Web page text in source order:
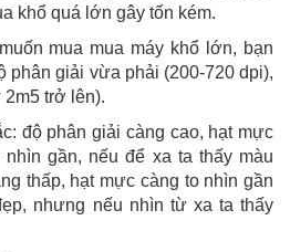
khổ quá lớn gây tốn kém.
mua mua máy khổ lớn, bạn
phân giải vừa phải (200-720 dpi),
2m5 trở lên).
độ phân giải càng cao, hạt mực
gần, nếu để xa ta thấy màu
thấp, hạt mực càng to nhìn gần
nhưng nếu nhìn từ xa ta thấy